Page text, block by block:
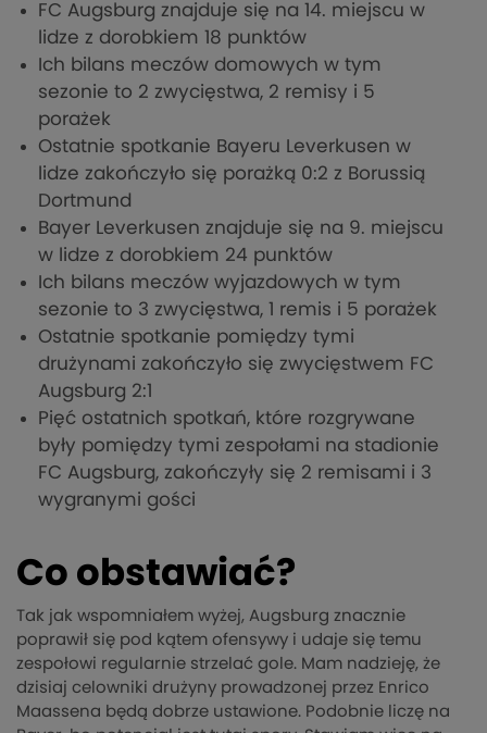
FC Augsburg znajduje się na 14. miejscu w
lidze z dorobkiem 18 punktów
Ich bilans meczów domowych w tym
sezonie to 2 zwycięstwa, 2 remisy i 5
porażek
Ostatnie spotkanie Bayeru Leverkusen w
lidze zakończyło się porażką 0:2 z Borussią
Dortmund
Bayer Leverkusen znajduje się na 9. miejscu
w lidze z dorobkiem 24 punktów
Ich bilans meczów wyjazdowych w tym
sezonie to 3 zwycięstwa, 1 remis i 5 porażek
Ostatnie spotkanie pomiędzy tymi
drużynami zakończyło się zwycięstwem FC
Augsburg 2:1
Pięć ostatnich spotkań, które rozgrywane
były pomiędzy tymi zespołami na stadionie
FC Augsburg, zakończyły się 2 remisami i 3
wygranymi gości
Co obstawiać?
Tak jak wspomniałem wyżej, Augsburg znacznie
poprawił się pod kątem ofensywy i udaje się temu
zespołowi regularnie strzelać gole. Mam nadzieję, że
dzisiaj celowniki drużyny prowadzonej przez Enrico
Maassena będą dobrze ustawione. Podobnie liczę na